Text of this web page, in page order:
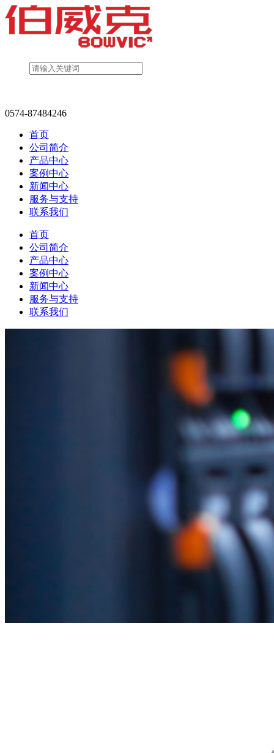
0574-87484246
首页
公司简介
产品中心
案例中心
新闻中心
服务与支持
联系我们
首页
公司简介
产品中心
案例中心
新闻中心
服务与支持
联系我们